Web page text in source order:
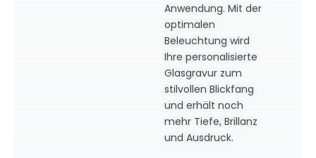
Anwendung. Mit der
optimalen
Beleuchtung wird
Ihre personalisierte
Glasgravur zum
stilvollen Blickfang
und erhält noch
mehr Tiefe, Brillanz
und Ausdruck.